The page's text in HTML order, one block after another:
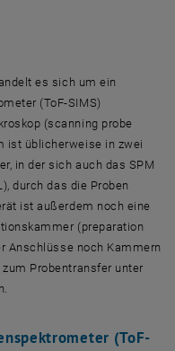
URL in einem neuen
eine externe URL in
es sich um ein
(ToF-SIMS)
(scanning probe
ist üblicherweise in zwei
in der sich auch das SPM
durch das die Proben
ist außerdem noch eine
(preparation
Anschlüsse noch Kammern
Probentransfer unter
(ToF-